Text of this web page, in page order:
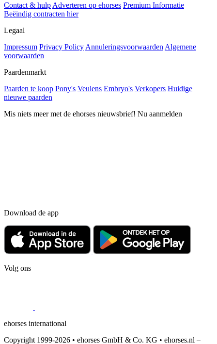
Contact & hulpAdverteren op ehorses Premium Informatie
Beëindig contracten hier
Legaal
Impressum Privacy PolicyAnnuleringsvoorwaardenAlgemene
voorwaarden
Paardenmarkt
Paarden te koop Pony's Veulens Embryo's Verkopers Huidige
nieuwe paarden
Mis niets meer met de ehorses nieuwsbrief! Nu aanmelden
Download de app
Volg ons
ehorses international
Copyright 1999-2026 • ehorses GmbH & Co. KG • ehorses.nl –